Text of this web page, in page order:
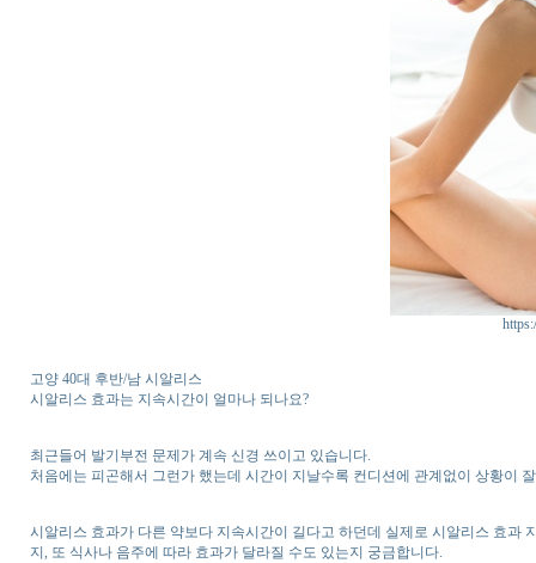
고양 40대 후반/남 시알리스
시알리스 효과는 지속시간이 얼마나 되나요?
최근들어 발기부전 문제가 계속 신경 쓰이고 있습니다.
처음에는 피곤해서 그런가 했는데 시간이 지날수록 컨디션에 관계없이 상황이
시알리스 효과가 다른 약보다 지속시간이 길다고 하던데 실제로 시알리스 효과
지, 또 식사나 음주에 따라 효과가 달라질 수도 있는지 궁금합니다.